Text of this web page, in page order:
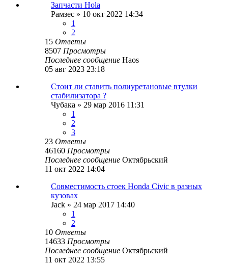
Запчасти Hola
Рамзес » 10 окт 2022 14:34
1
2
15 Ответы
8507 Просмотры
Последнее сообщение Haos
05 авг 2023 23:18
Стоит ли ставить полиуретановые втулки
стабилизатора ?
Чубака » 29 мар 2016 11:31
1
2
3
23 Ответы
46160 Просмотры
Последнее сообщение Октябрьский
11 окт 2022 14:04
Cовместимость стоек Honda Civic в разных
кузовах
Jack » 24 мар 2017 14:40
1
2
10 Ответы
14633 Просмотры
Последнее сообщение Октябрьский
11 окт 2022 13:55